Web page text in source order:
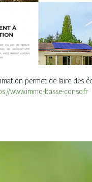
permet de faire des
www.immo-basse-conso.fr